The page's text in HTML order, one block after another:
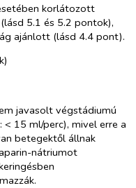
korlátozott
5.1 és 5.2 pontok),
ajánlott (lásd 4.4 pont).
javasolt végstádiumú
< 15 ml/perc), mivel erre a
betegektől állnak
nátriumot